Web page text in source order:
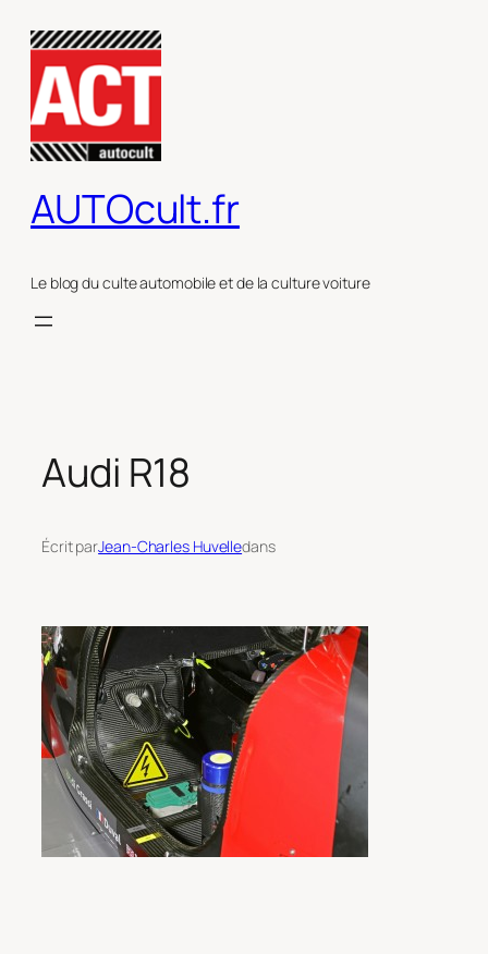
contenu
AUTOcult.fr
Le blog du culte automobile et de la culture voiture
Audi R18
Écrit parJean-Charles Huvelledans